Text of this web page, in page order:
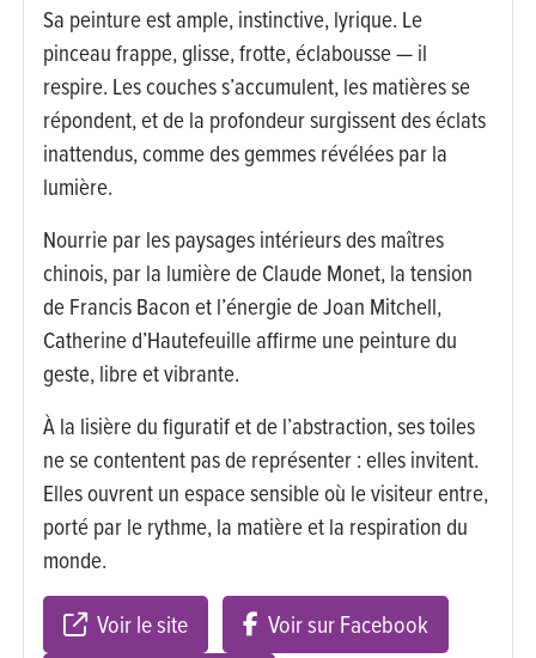
Sa peinture est ample, instinctive, lyrique. Le
pinceau frappe, glisse, frotte, éclabousse — il
respire. Les couches s’accumulent, les matières se
répondent, et de la profondeur surgissent des éclats
inattendus, comme des gemmes révélées par la
lumière.
Nourrie par les paysages intérieurs des maîtres
chinois, par la lumière de Claude Monet, la tension
de Francis Bacon et l’énergie de Joan Mitchell,
Catherine d’Hautefeuille affirme une peinture du
geste, libre et vibrante.
À la lisière du figuratif et de l’abstraction, ses toiles
ne se contentent pas de représenter : elles invitent.
Elles ouvrent un espace sensible où le visiteur entre,
porté par le rythme, la matière et la respiration du
monde.
Voir le site
Voir sur Facebook